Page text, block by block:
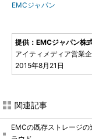
EMCジャパン
提供：EMCジャパン株
アイティメディア営業
2015年8月21日
関連記事
EMCの既存ストレージ